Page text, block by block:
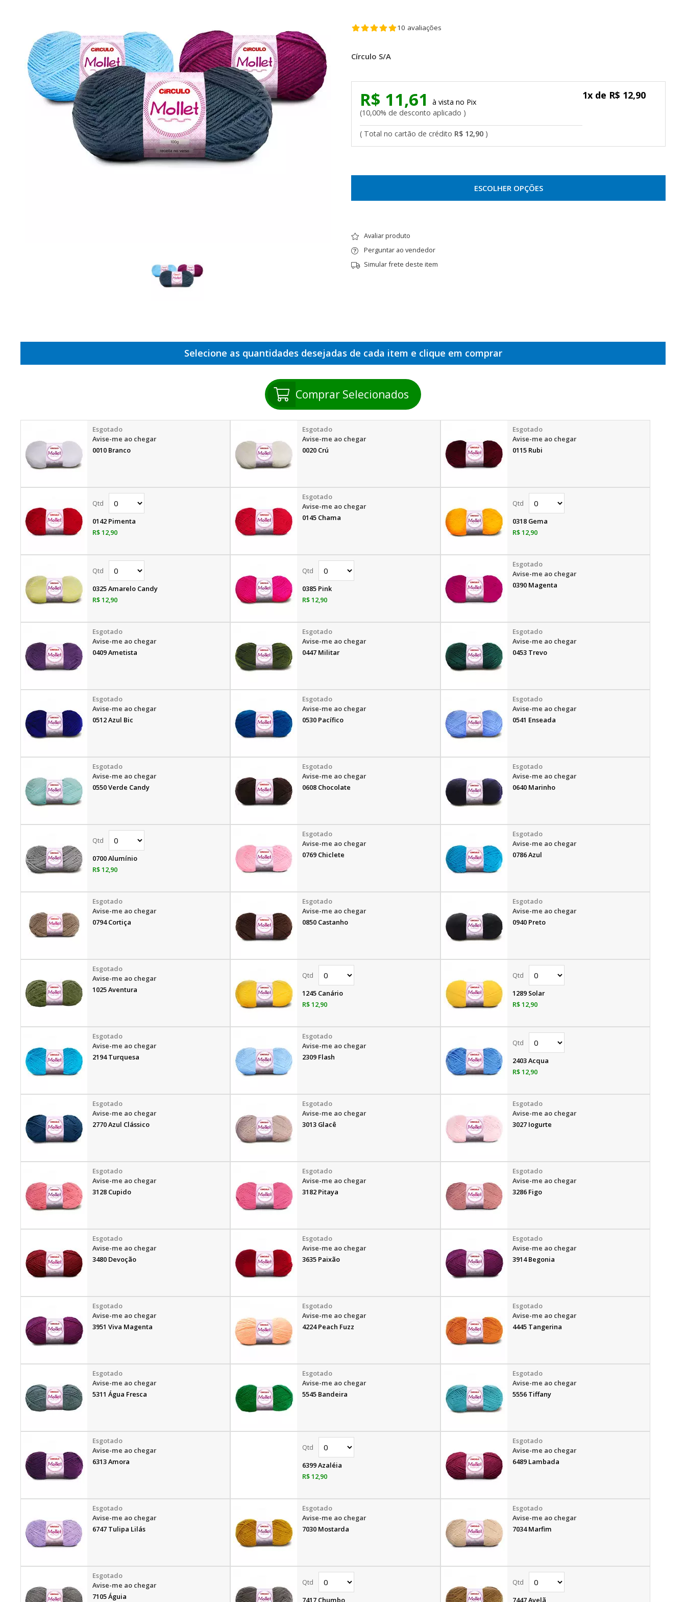
10 avaliações
Círculo S/A
R$ 12,90
1x de R$ 12,90
R$ 11,61
10,00% de desconto aplicado
Pix
ESCOLHER OPÇÕES
Avaliar produto
Perguntar ao vendedor
Simular frete deste item
Selecione as quantidades desejadas de cada item e clique em comprar
Comprar Selecionados
Avise-me ao chegar
0010 Branco
Avise-me ao chegar
0020 Crú
Avise-me ao chegar
0115 Rubi
0142 Pimenta
R$ 12,90
Avise-me ao chegar
0145 Chama
0318 Gema
R$ 12,90
0325 Amarelo Candy
R$ 12,90
0385 Pink
R$ 12,90
Avise-me ao chegar
0390 Magenta
Avise-me ao chegar
0409 Ametista
Avise-me ao chegar
0447 Militar
Avise-me ao chegar
0453 Trevo
Avise-me ao chegar
0512 Azul Bic
Avise-me ao chegar
0530 Pacífico
Avise-me ao chegar
0541 Enseada
Avise-me ao chegar
0550 Verde Candy
Avise-me ao chegar
0608 Chocolate
Avise-me ao chegar
0640 Marinho
0700 Alumínio
R$ 12,90
Avise-me ao chegar
0769 Chiclete
Avise-me ao chegar
0786 Azul
Avise-me ao chegar
0794 Cortiça
Avise-me ao chegar
0850 Castanho
Avise-me ao chegar
0940 Preto
Avise-me ao chegar
1025 Aventura
1245 Canário
R$ 12,90
1289 Solar
R$ 12,90
Avise-me ao chegar
2194 Turquesa
Avise-me ao chegar
2309 Flash
2403 Acqua
R$ 12,90
Avise-me ao chegar
2770 Azul Clássico
Avise-me ao chegar
3013 Glacê
Avise-me ao chegar
3027 Iogurte
Avise-me ao chegar
3128 Cupido
Avise-me ao chegar
3182 Pitaya
Avise-me ao chegar
3286 Figo
Avise-me ao chegar
3480 Devoção
Avise-me ao chegar
3635 Paixão
Avise-me ao chegar
3914 Begonia
Avise-me ao chegar
3951 Viva Magenta
Avise-me ao chegar
4224 Peach Fuzz
Avise-me ao chegar
4445 Tangerina
Avise-me ao chegar
5311 Água Fresca
Avise-me ao chegar
5545 Bandeira
Avise-me ao chegar
5556 Tiffany
Avise-me ao chegar
6313 Amora
6399 Azaléia
R$ 12,90
Avise-me ao chegar
6489 Lambada
Avise-me ao chegar
6747 Tulipa Lilás
Avise-me ao chegar
7030 Mostarda
Avise-me ao chegar
7034 Marfim
Avise-me ao chegar
7105 Águia
7417 Chumbo 7447 Avelã